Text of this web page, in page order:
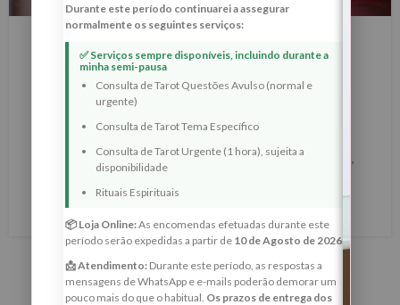
BLOG
Ritual de Reencontro de Almas – Lua
Quarto Crescente em Peixes, 31 de
Outubro de 2025
Margarida Fernandes
Há presenças que continuam a habitar o nosso coração,
mesmo quando já não estão fisica...
Durante este período continuarei a assegurar
normalmente os seguintes serviços:
✅ Serviços sempre disponíveis, incluindo durante a
minha semi-pausa
Consulta de Tarot Questões Avulso (normal e
urgente)
Consulta de Tarot Tema Específico
Consulta de Tarot Urgente (1 hora), sujeita a
disponibilidade
Rituais Espirituais
📦 Loja Online:As encomendas efetuadas durante este
período serão expedidas a partir de 10 de Agosto de 2026.
📩 Atendimento:Durante este período, as respostas a
mensagens de WhatsApp e e-mails poderão demorar um
pouco mais do que o habitual. Os prazos de entrega dos